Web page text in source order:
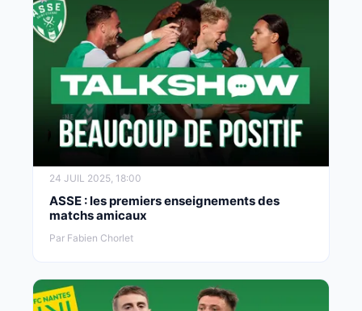
24 JUIL 2025, 18:00
ASSE : les premiers enseignements des
matchs amicaux
Par Fabien Chorlet